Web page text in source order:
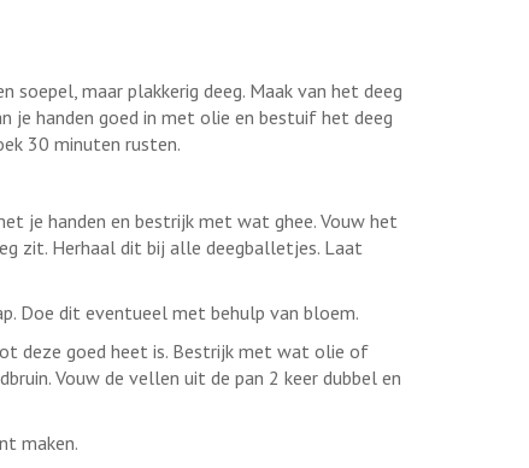
soepel, maar plakkerig deeg. Maak van het deeg
je handen goed in met olie en bestuif het deeg
30 minuten rusten.
je handen en bestrijk met wat ghee. Vouw het
zit. Herhaal dit bij alle deegballetjes. Laat
Doe dit eventueel met behulp van bloem.
deze goed heet is. Bestrijk met wat olie of
Vouw de vellen uit de pan 2 keer dubbel en
maken.